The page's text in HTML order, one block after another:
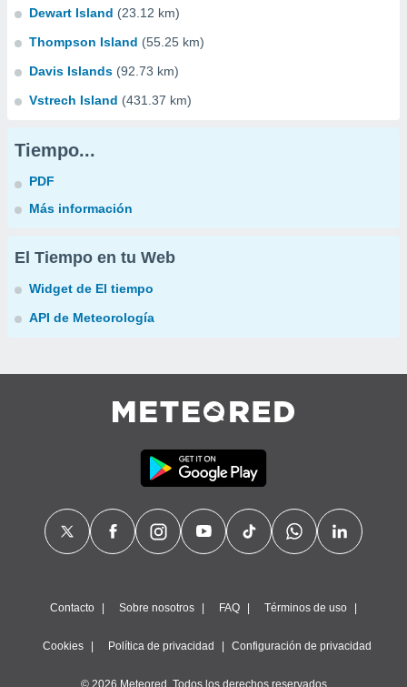
Dewart Island (23.12 km)
Thompson Island (55.25 km)
Davis Islands (92.73 km)
Vstrech Island (431.37 km)
Tiempo...
PDF
Más información
El Tiempo en tu Web
Widget de El tiempo
API de Meteorología
Contacto Sobre nosotros FAQ Términos de uso
Cookies Política de privacidad Configuración de privacidad
© 2026 Meteored. Todos los derechos reservados